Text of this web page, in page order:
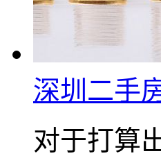
深圳二手
对于打算